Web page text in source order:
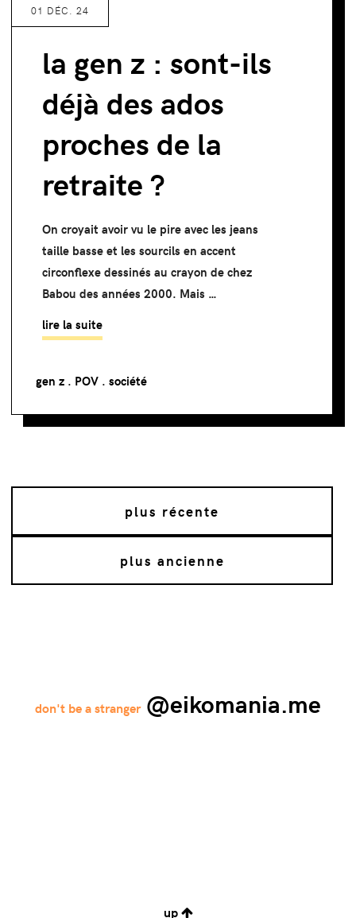
01 DÉC. 24
la gen z : sont-ils
déjà des ados
proches de la
retraite ?
On croyait avoir vu le pire avec les jeans
taille basse et les sourcils en accent
circonflexe dessinés au crayon de chez
Babou des années 2000. Mais …
lire la suite
gen z . POV . société
plus récente
plus ancienne
@eikomania.me
up